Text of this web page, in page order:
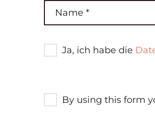
Ja, ich habe die
By using this form